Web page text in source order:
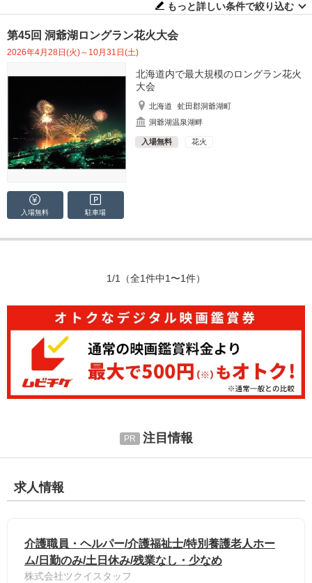
もっと詳しい条件で絞り込む
第45回 洞爺湖ロングラン花火大会
2026年4月28日(火)～10月31日(土)
北海道内で最大規模のロングラン花火
大会
北海道
虻田郡洞爺湖町
洞爺湖温泉湖畔
入場無料 花火
入場無料 駐車場
1/1 （全1件中1〜1件）
注目情報
求人情報
介護職員・ヘルパー/介護福祉士/特別養護老人ホー
ム/日勤のみ/土日休み/残業なし・少なめ
株式会社ツクイスタッフ